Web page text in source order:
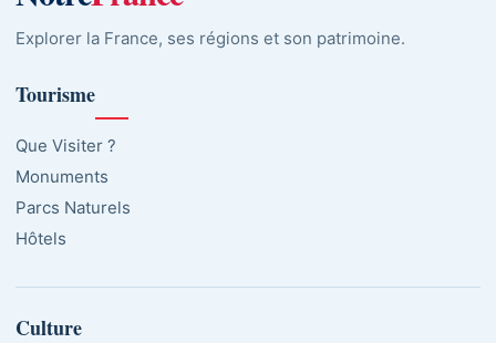
Explorer la France, ses régions et son patrimoine.
Tourisme
Que Visiter ?
Monuments
Parcs Naturels
Hôtels
Culture